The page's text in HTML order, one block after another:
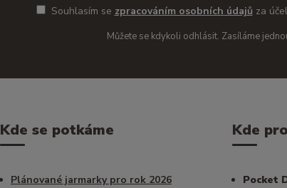
Souhlasím se zpracováním osobních údajů za
Můžete se kdykoli odhlásit. Zasíláme
Kde se potkáme
Plánované jarmarky pro rok 2026
Kde
Pocket